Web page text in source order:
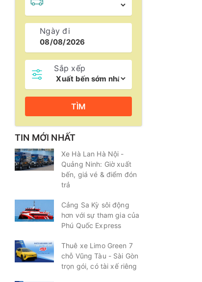
Ngày đi
Sắp xếp
TÌM
TIN MỚI NHẤT
Xe Hà Lan Hà Nội -
Quảng Ninh: Giờ xuất
bến, giá vé & điểm đón
trả
Cảng Sa Kỳ sôi động
hơn với sự tham gia của
Phú Quốc Express
Thuê xe Limo Green 7
chỗ Vũng Tàu - Sài Gòn
trọn gói, có tài xế riêng